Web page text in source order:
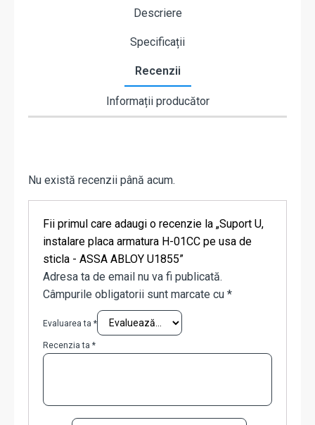
Descriere
Specificații
Recenzii
Informații producător
Nu există recenzii până acum.
Fii primul care adaugi o recenzie la „Suport U,
instalare placa armatura H-01CC pe usa de
sticla - ASSA ABLOY U1855”
Adresa ta de email nu va fi publicată.
Câmpurile obligatorii sunt marcate cu *
Evaluarea ta *
Recenzia ta *